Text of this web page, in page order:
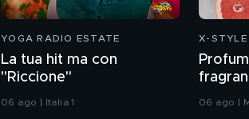
YOGA RADIO ESTATE
La tua hit ma con
"Riccione"
06 ago | Italia 1
X-STYLE
06 ago |